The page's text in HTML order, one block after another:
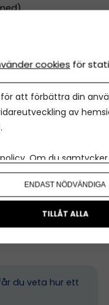
siffror. Almi
företagets
tidigare i
du veta hur ett
cookies för
att förbättra din
av
. Om du
hittar du den
ENDAST NÖDVÄNDIGA
TILLÅT ALLA